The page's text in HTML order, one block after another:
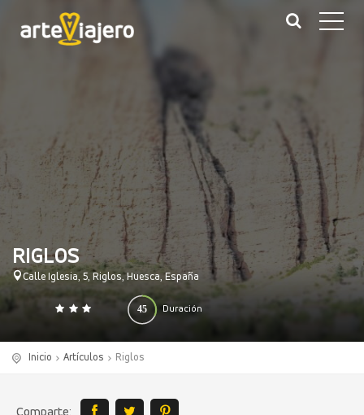
RIGLOS
Calle Iglesia, 5, Riglos, Huesca, España
Duración
45
0 140
Inicio Artículos Riglos